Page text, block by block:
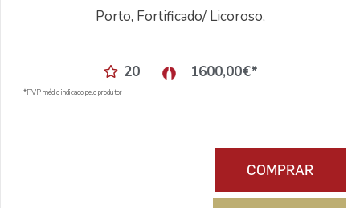
Porto, Fortificado/ Licoroso,
20 1600,00€*
*PVP médio indicado pelo produtor
COMPRAR